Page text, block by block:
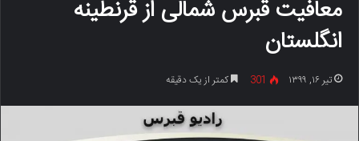
معافیت قبرس شمالی از قرنطینه
انگلستان
تیر ۱۶, ۱۳۹۹ 301 کمتر از یک دقیقه